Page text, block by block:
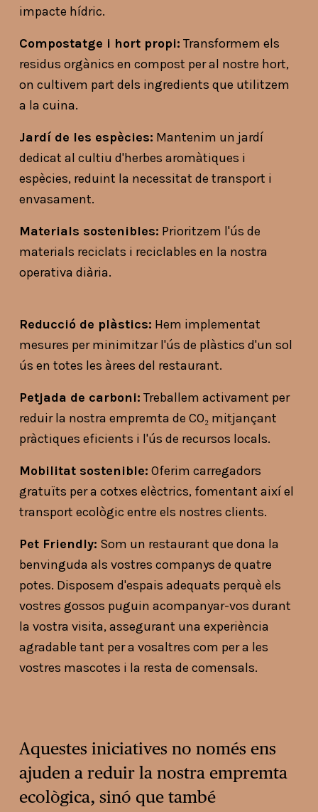
impacte hídric.
Compostatge i hort propi: Transformem els
residus orgànics en compost per al nostre hort,
on cultivem part dels ingredients que utilitzem
a la cuina.
Jardí de les espècies: Mantenim un jardí
dedicat al cultiu d'herbes aromàtiques i
espècies, reduint la necessitat de transport i
envasament.
Materials sostenibles: Prioritzem l'ús de
materials reciclats i reciclables en la nostra
operativa diària.
Reducció de plàstics: Hem implementat
mesures per minimitzar l'ús de plàstics d'un sol
ús en totes les àrees del restaurant.
Petjada de carboni: Treballem activament per
reduir la nostra empremta de CO₂ mitjançant
pràctiques eficients i l'ús de recursos locals.
Mobilitat sostenible: Oferim carregadors
gratuïts per a cotxes elèctrics, fomentant així el
transport ecològic entre els nostres clients.
Pet Friendly: Som un restaurant que dona la
benvinguda als vostres companys de quatre
potes. Disposem d'espais adequats perquè els
vostres gossos puguin acompanyar-vos durant
la vostra visita, assegurant una experiència
agradable tant per a vosaltres com per a les
vostres mascotes i la resta de comensals.
Aquestes iniciatives no només ens
ajuden a reduir la nostra empremta
ecològica, sinó que també